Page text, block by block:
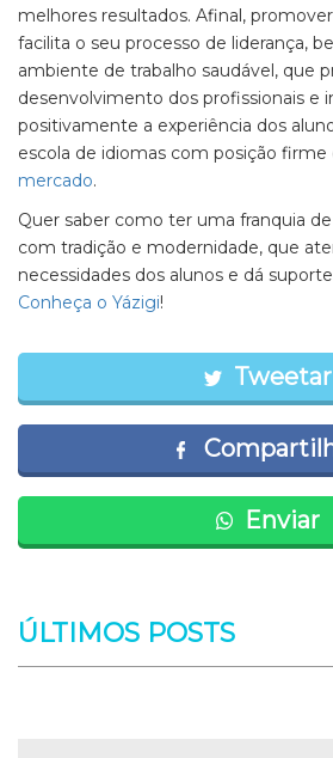
melhores resultados. Afinal,
facilita o seu processo de liderança,
ambiente de trabalho saudável, que
desenvolvimento dos profissionais e
positivamente a experiência dos
escola de idiomas com posição firme
mercado.
Quer saber como ter uma franquia
com tradição e modernidade, que
necessidades dos alunos e dá
Conheça o Yázigi!
Tweetar
Enviar
ÚLTIMOS POSTS